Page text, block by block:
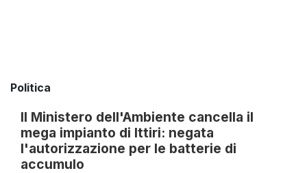
Politica
Il Ministero dell'Ambiente cancella il
mega impianto di Ittiri: negata
l'autorizzazione per le batterie di
accumulo